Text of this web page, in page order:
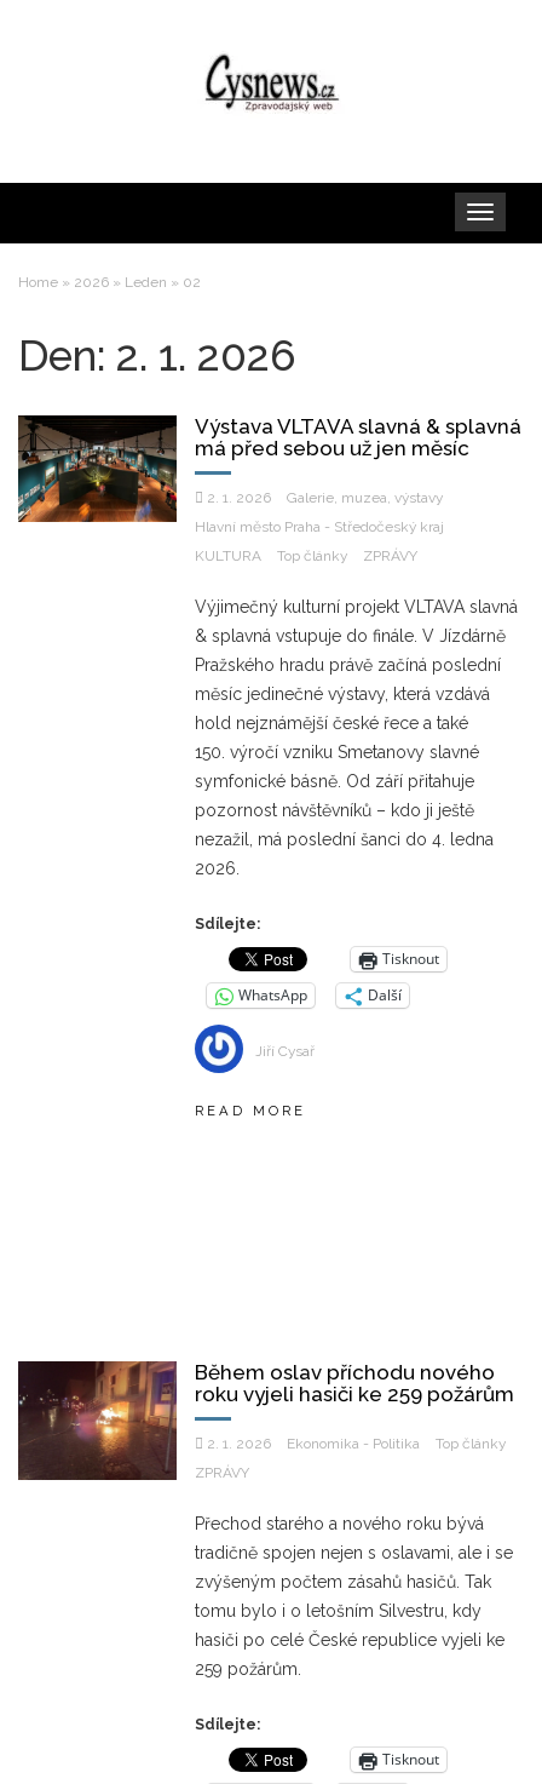
Toggle
navigation
Home » 2026 » Leden » 02
Den: 2. 1. 2026
Výstava VLTAVA slavná & splavná
má před sebou už jen měsíc
2. 1. 2026
Galerie, muzea, výstavy
Hlavní město Praha - Středočeský kraj
KULTURA
Top články ZPRÁVY
Výjimečný kulturní projekt VLTAVA slavná
& splavná vstupuje do finále. V Jízdárně
Pražského hradu právě začíná poslední
měsíc jedinečné výstavy, která vzdává
hold nejznámější české řece a také
150. výročí vzniku Smetanovy slavné
symfonické básně. Od září přitahuje
pozornost návštěvníků – kdo ji ještě
nezažil, má poslední šanci do 4. ledna
2026.
Sdílejte:
Tisknout
WhatsApp
Další
Jiří Cysař
READ MORE
Během oslav příchodu nového
roku vyjeli hasiči ke 259 požárům
2. 1. 2026 Ekonomika - Politika
Top články
ZPRÁVY
Přechod starého a nového roku bývá
tradičně spojen nejen s oslavami, ale i se
zvýšeným počtem zásahů hasičů. Tak
tomu bylo i o letošním Silvestru, kdy
hasiči po celé České republice vyjeli ke
259 požárům.
Sdílejte:
Tisknout